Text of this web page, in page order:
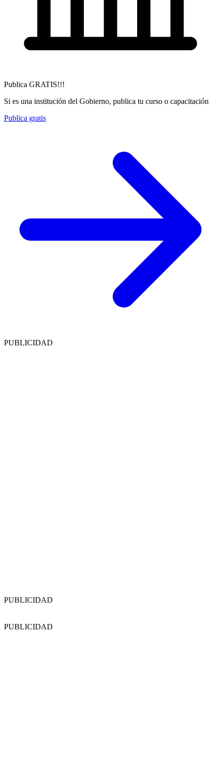
Publica GRATIS!!!
Si es una institución del Gobierno, publica tu curso o capacitación
Publica gratis
PUBLICIDAD
PUBLICIDAD
PUBLICIDAD